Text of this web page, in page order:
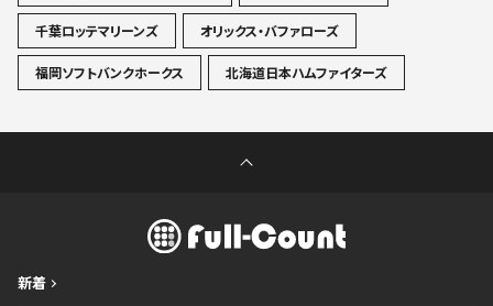
千葉ロッテマリーンズ オリックス・バファローズ
福岡ソフトバンクホークス 北海道日本ハムファイターズ
新着